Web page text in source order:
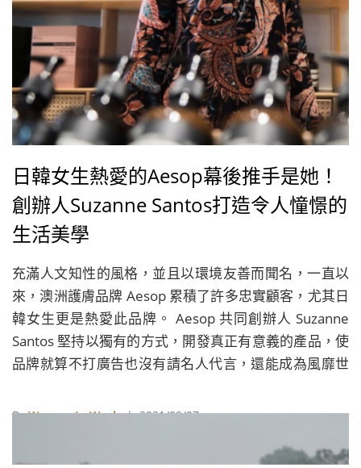
日韓女生熱愛的Aesop幕後推手是她！
創辦人Suzanne Santos打造令人憧憬的
生活美學
充滿人文知性的風格，並且以環境友善而聞名，一直以
來，澳洲護膚品牌 Aesop 累積了許多忠實顧客，尤其日
韓女生更是熱愛此品牌。 Aesop 共同創辦人 Suzanne
Santos 堅持以獨有的方式，開發真正有意義的產品，使
品牌就算不打廣告也沒有請名人代言，還能成為風靡世
ByWomen In Work| 2021/08/07